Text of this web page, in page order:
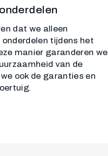
dat we alleen
tijdens het
manier garanderen we
van de
ook de garanties en